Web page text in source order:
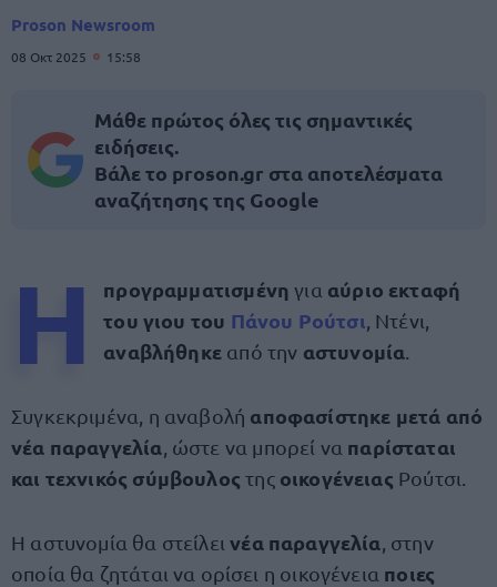
Proson Newsroom
08 Οκτ 2025 15:58
Μάθε πρώτος όλες τις σημαντικές
ειδήσεις.
Βάλε το proson.gr στα αποτελέσματα
αναζήτησης της Google
Η προγραμματισμένηγια αύριο εκταφή
του γιου του Πάνου Ρούτσι , Ντένι,
αναβλήθηκε από την αστυνομία
Συγκεκριμένα, η αναβολή αποφασίστηκε μετά από
νέα παραγγελία , ώστε να μπορεί να παρίσταται
και τεχνικός σύμβουλος της οικογένειας Ρούτσι.
Η αστυνομία θα στείλεινέα παραγγελία , στην
οποία θα ζητάται να ορίσει η οικογένεια ποιες